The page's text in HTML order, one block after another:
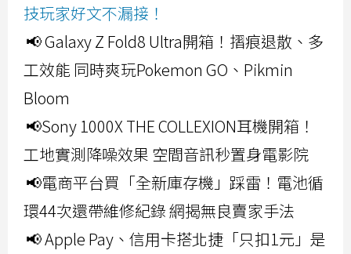
技玩家好文不漏接！
📢 Galaxy Z Fold8 Ultra開箱！摺痕退散、多
工效能 同時爽玩Pokemon GO、Pikmin
Bloom
📢Sony 1000X THE COLLEXION耳機開箱！
工地實測降噪效果 空間音訊秒置身電影院
📢電商平台買「全新庫存機」踩雷！電池循
環44次還帶維修紀錄 網揭無良賣家手法
📢 Apple Pay、信用卡搭北捷「只扣1元」是